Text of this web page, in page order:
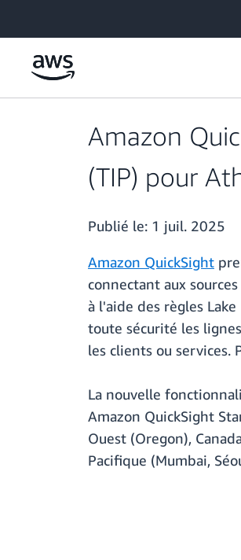
Amazon
(TIP) pour
Publié le: 1 juil. 2025
Amazon QuickSight
connectant aux
à l'aide des règles
toute sécurité les
les clients ou services.
La nouvelle
Amazon QuickSight
Ouest (Oregon),
Pacifique (Mumbai,